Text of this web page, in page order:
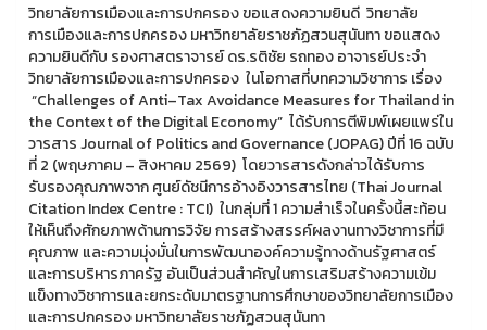
วิทยาลัยการเมืองและการปกครอง ขอแสดงความยินดี วิทยาลัย
การเมืองและการปกครอง มหาวิทยาลัยราชภัฏสวนสุนันทา ขอแสดง
ความยินดีกับ รองศาสตราจารย์ ดร.รติชัย รถทอง อาจารย์ประจำ
วิทยาลัยการเมืองและการปกครอง ในโอกาสที่บทความวิชาการ เรื่อง
“Challenges of Anti–Tax Avoidance Measures for Thailand in
the Context of the Digital Economy” ได้รับการตีพิมพ์เผยแพร่ใน
วารสาร Journal of Politics and Governance (JOPAG) ปีที่ 16 ฉบับ
ที่ 2 (พฤษภาคม – สิงหาคม 2569) โดยวารสารดังกล่าวได้รับการ
รับรองคุณภาพจาก ศูนย์ดัชนีการอ้างอิงวารสารไทย (Thai Journal
Citation Index Centre : TCI) ในกลุ่มที่ 1 ความสำเร็จในครั้งนี้สะท้อน
ให้เห็นถึงศักยภาพด้านการวิจัย การสร้างสรรค์ผลงานทางวิชาการที่มี
คุณภาพ และความมุ่งมั่นในการพัฒนาองค์ความรู้ทางด้านรัฐศาสตร์
และการบริหารภาครัฐ อันเป็นส่วนสำคัญในการเสริมสร้างความเข้ม
แข็งทางวิชาการและยกระดับมาตรฐานการศึกษาของวิทยาลัยการเมือง
และการปกครอง มหาวิทยาลัยราชภัฏสวนสุนันทา